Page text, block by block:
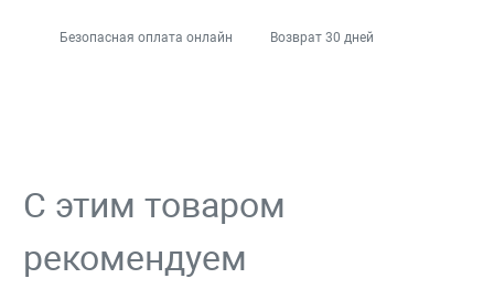
Безопасная оплата онлайн Возврат 30 дней
С этим товаром
рекомендуем